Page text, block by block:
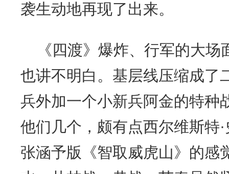
袭生动地再现了出来。
《四渡》爆炸、行军的大
也讲不明白。基层线压缩成了
兵外加一个小新兵阿金的特种
他们几个，颇有点西尔维斯特
张涵予版《智取威虎山》的感